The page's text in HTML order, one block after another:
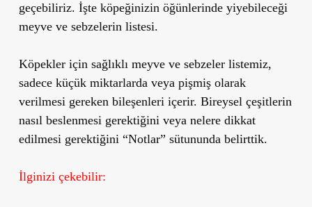
geçebiliriz. İşte köpeğinizin öğünlerinde yiyebileceği
meyve ve sebzelerin listesi.
Köpekler için sağlıklı meyve ve sebzeler listemiz,
sadece küçük miktarlarda veya pişmiş olarak
verilmesi gereken bileşenleri içerir. Bireysel çeşitlerin
nasıl beslenmesi gerektiğini veya nelere dikkat
edilmesi gerektiğini “Notlar” sütununda belirttik.
İlginizi çekebilir: